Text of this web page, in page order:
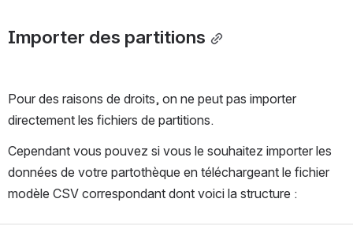
Importer des partitions
Pour des raisons de droits, on ne peut pas importer
directement les fichiers de partitions.
Cependant vous pouvez si vous le souhaitez importer les
données de votre partothèque en téléchargeant le fichier
modèle CSV correspondant dont voici la structure :